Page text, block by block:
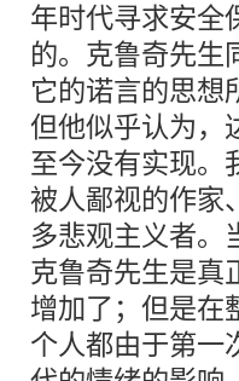
年时代寻求安全
的。克鲁奇先生
它的诺言的思想
但他似乎认为，
至今没有实现。
被人鄙视的作家
多悲观主义者。
克鲁奇先生是真
增加了；但是在
个人都由于第一